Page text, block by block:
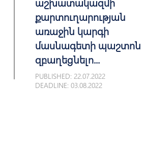
քարտուղարության
առաջին կարգի
մասնագետի պաշտոն
զբաղեցնելո...
PUBLISHED: 22.07.2022
DEADLINE: 03.08.2022